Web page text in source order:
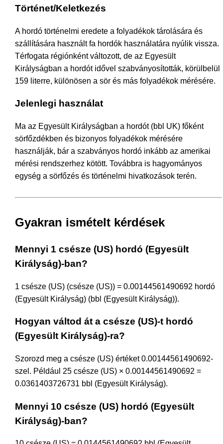
Történet/Keletkezés
A hordó történelmi eredete a folyadékok tárolására és
szállítására használt fa hordók használatára nyúlik vissza.
Térfogata régiónként változott, de az Egyesült
Királyságban a hordót idővel szabványosították, körülbelül
159 literre, különösen a sör és más folyadékok mérésére.
Jelenlegi használat
Ma az Egyesült Királyságban a hordót (bbl UK) főként
sörfőzdékben és bizonyos folyadékok mérésére
használják, bár a szabványos hordó inkább az amerikai
mérési rendszerhez kötött. Továbbra is hagyományos
egység a sörfőzés és történelmi hivatkozások terén.
Gyakran ismételt kérdések
Mennyi 1 csésze (US) hordó (Egyesült
Királyság)-ban?
1 csésze (US) (csésze (US)) = 0.00144561490692 hordó
(Egyesült Királyság) (bbl (Egyesült Királyság)).
Hogyan váltod át a csésze (US)-t hordó
(Egyesült Királyság)-ra?
Szorozd meg a csésze (US) értéket 0.00144561490692-
szel. Például 25 csésze (US) × 0.00144561490692 =
0.0361403726731 bbl (Egyesült Királyság).
Mennyi 10 csésze (US) hordó (Egyesült
Királyság)-ban?